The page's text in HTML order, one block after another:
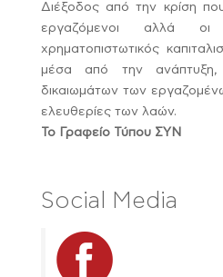
Διέξοδος από την κρίση
εργαζόμενοι αλλά
χρηματοπιστωτικός
μέσα από την
δικαιωμάτων των
ελευθερίες των λαών.
To Γραφείο Τύπου ΣΥΝ
Social Media